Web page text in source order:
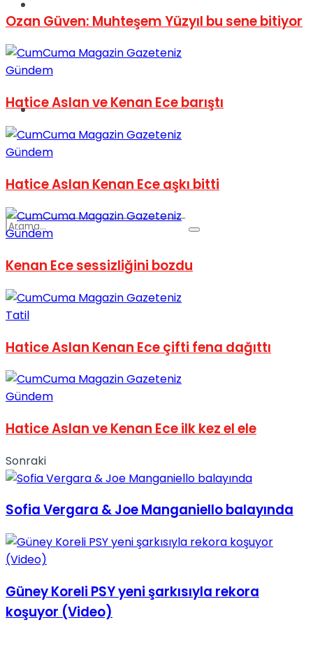
Podcast
View All Result
Ozan Güven: Muhteşem Yüzyıl bu sene bitiyor
Gündem
Hatice Aslan ve Kenan Ece barıştı
Gündem
Hatice Aslan Kenan Ece aşkı bitti
Gündem
Kenan Ece sessizliğini bozdu
Tatil
Hatice Aslan Kenan Ece çifti fena dağıttı
Gündem
Hatice Aslan ve Kenan Ece ilk kez el ele
Sonraki
Sofia Vergara & Joe Manganiello balayında
Güney Koreli PSY yeni şarkısıyla rekora
koşuyor (Video)